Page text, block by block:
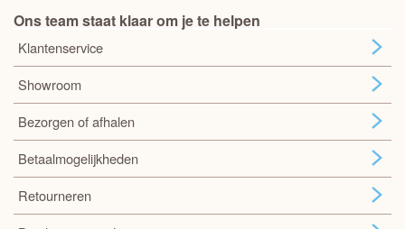
Ons team staat klaar om je te helpen
Klantenservice
Showroom
Bezorgen of afhalen
Betaalmogelijkheden
Retourneren